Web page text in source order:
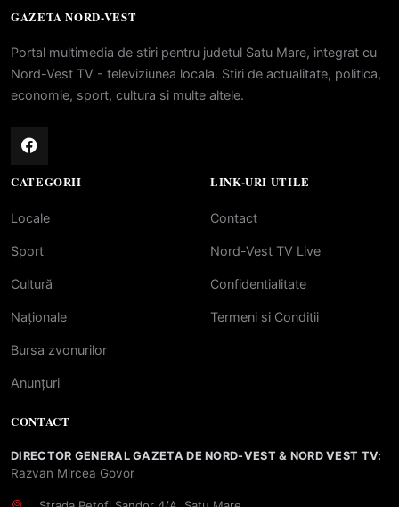
GAZETA NORD-VEST
Portal multimedia de stiri pentru judetul Satu Mare, integrat cu
Nord-Vest TV - televiziunea locala. Stiri de actualitate, politica,
economie, sport, cultura si multe altele.
CATEGORII
Locale
Sport
Cultură
Naționale
Bursa zvonurilor
Anunțuri
LINK-URI UTILE
Contact
Nord-Vest TV Live
Confidentialitate
Termeni si Conditii
CONTACT
DIRECTOR GENERAL GAZETA DE NORD-VEST & NORD VEST TV:
Razvan Mircea Govor